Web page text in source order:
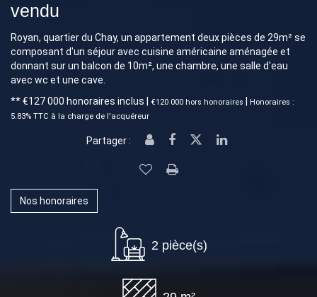
vendu
Royan, quartier du Chay, un appartement deux pièces de 29m² se
composant d'un séjour avec cuisine américaine aménagée et
donnant sur un balcon de 10m², une chambre, une salle d'eau
avec wc et une cave.
** €127 000 honoraires inclus €120 000 hors honoraires
Honoraires :
5.83% TTC à la charge de l'acquéreur
Partager :
Nos honoraires
2 pièce(s)